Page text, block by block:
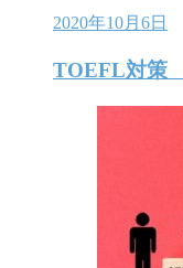
2020年10月6日
TOEFL対策